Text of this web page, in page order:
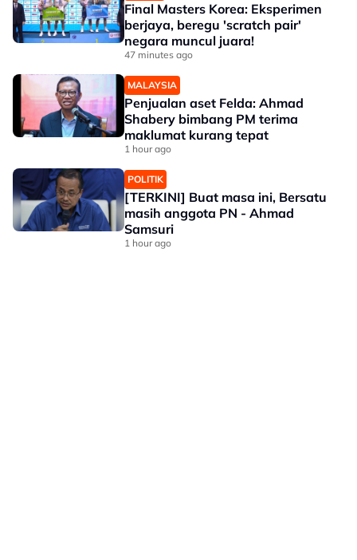
Final Masters Korea: Eksperimen
berjaya, beregu 'scratch pair'
negara muncul juara!
47 minutes ago
MALAYSIA
Penjualan aset Felda: Ahmad
Shabery bimbang PM terima
maklumat kurang tepat
1 hour ago
POLITIK
[TERKINI] Buat masa ini, Bersatu
masih anggota PN - Ahmad
Samsuri
1 hour ago